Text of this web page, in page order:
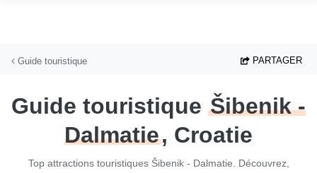
Guide touristique PARTAGER
Guide touristique Šibenik -
Dalmatie, Croatie
Top attractions touristiques Šibenik - Dalmatie. Découvrez,